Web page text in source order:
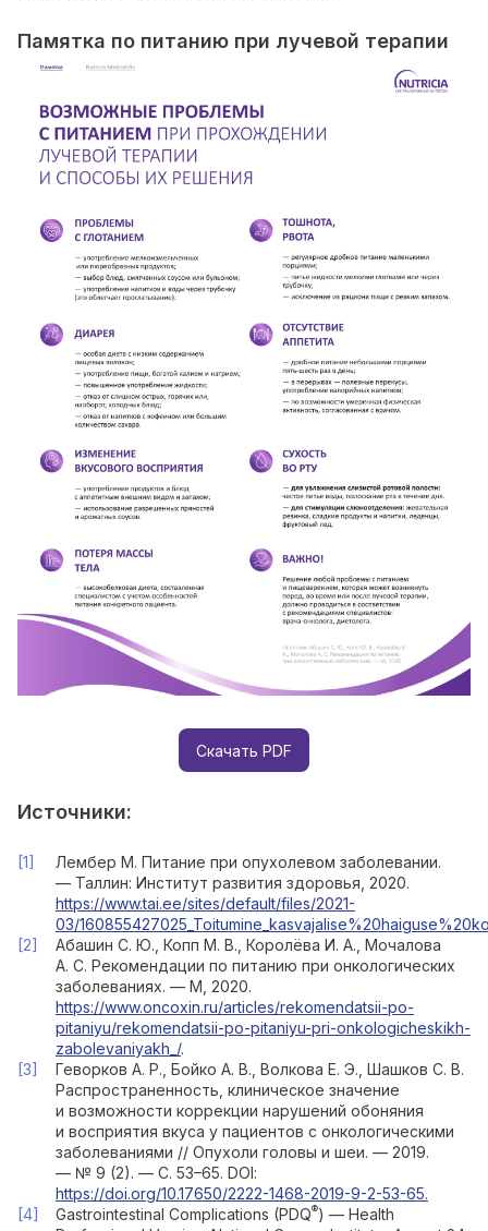
Памятка по питанию при лучевой терапии
Скачать PDF
Источники:
Лембер М. Питание при опухолевом заболевании.
— Таллин: Институт развития здоровья, 2020.
https://www.tai.ee/sites/default/files/2021-
03/
Абашин С. Ю., Копп М. В., Королёва И. А., Мочалова
А. С. Рекомендации по питанию при онкологических
заболеваниях. — М, 2020.
https://www.oncoxin.ru/articles/rekomendatsii-po-
pitaniyu/rekomendatsii-po-pitaniyu-pri-onkologicheskikh-
zabolevaniyakh_/.
Геворков А. Р., Бойко А. В., Волкова Е. Э., Шашков С. В.
Распространенность, клиническое значение
и возможности коррекции нарушений обоняния
и восприятия вкуса у пациентов с онкологическими
заболеваниями // Опухоли головы и шеи. — 2019.
— № 9 (2). — С. 53–65. DOI:
https://doi.org/10.17650/2222-1468-2019-9-2-53-65.
Gastrointestinal Complications (PDQ®) — Health